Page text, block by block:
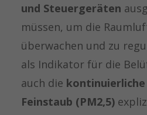
und Steuergeräten
müssen, um die
überwachen und zu
als Indikator für die
auch die kontinuierliche
Feinstaub (PM2,5)